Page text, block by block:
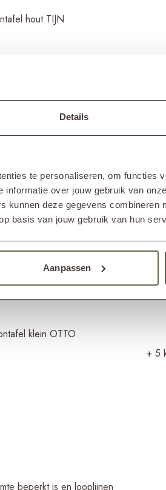
Details
te personaliseren, om functies
informatie over jouw gebruik van
kunnen deze gegevens combineren
basis van jouw gebruik van hun
Aanpassen
hout TIJN
klein OTTO
+ 5
beperkt is en looplijnen